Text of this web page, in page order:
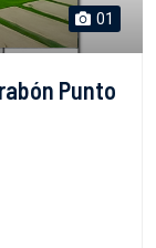
01
Punto